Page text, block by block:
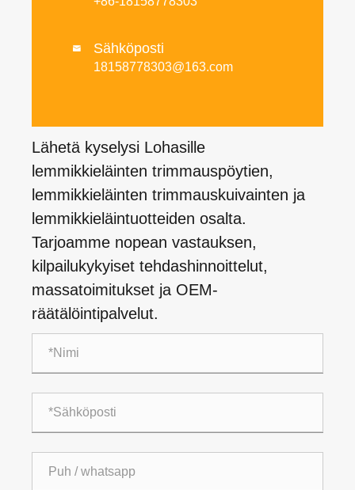
 Sähköposti
18158778303@163.com
Lähetä kyselysi Lohasille
lemmikkieläinten trimmauspöytien,
lemmikkieläinten trimmauskuivainten ja
lemmikkieläintuotteiden osalta.
Tarjoamme nopean vastauksen,
kilpailukykyiset tehdashinnoittelut,
massatoimitukset ja OEM-
räätälöintipalvelut.